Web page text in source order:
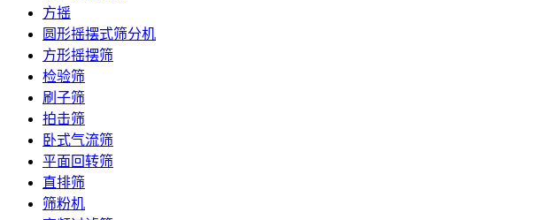
方摇
圆形摇摆式筛分机
方形摇摆筛
检验筛
刷子筛
拍击筛
卧式气流筛
平面回转筛
直排筛
筛粉机